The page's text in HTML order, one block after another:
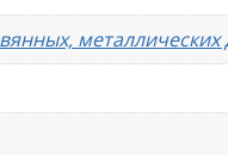
металлических